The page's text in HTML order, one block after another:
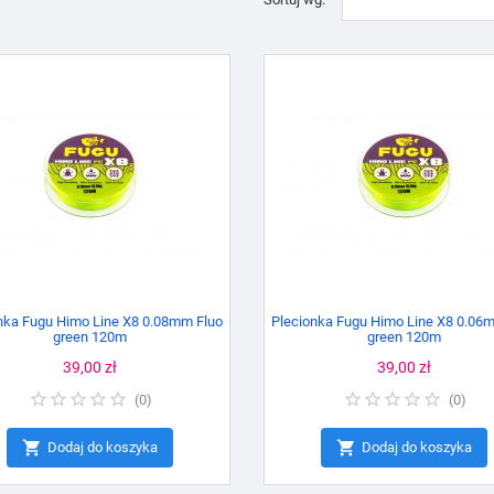
Fugu Himo Line X8 0.08mm Fluo
green 120m
Cena
39,00 zł
(0)
 Dodaj do koszyka
Plecionka Fugu Himo Line X8
green 120m
Cena
39,00 zł
(0)
 Dodaj do koszyka